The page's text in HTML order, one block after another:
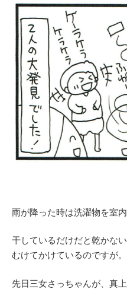
雨が降った時は洗濯物を室
干しているだけだと乾かな
むけてかけているのですが。
先日三女さっちゃんが、真